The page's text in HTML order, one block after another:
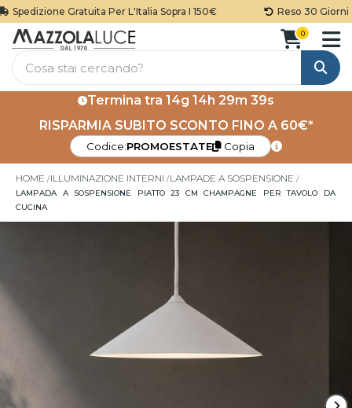
Spedizione Gratuita Per L'Italia Sopra I 150€ Reso 30 Giorni
Cerca
0
Termina tra 14g 14h 29m 38s
RISPARMIA SUBITO SCONTO FINO A 60€*
Codice:PROMOESTATE Copia
HOME ILLUMINAZIONE INTERNI LAMPADE A SOSPENSIONE
LAMPADA A SOSPENSIONE PIATTO 23 CM CHAMPAGNE PER TAVOLO DA
CUCINA